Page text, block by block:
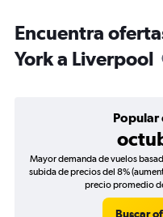
Encuentra
York a Liverpool
Popular
Mayor demanda de vuelos
subida de precios del 8%
precio promedio
Buscar